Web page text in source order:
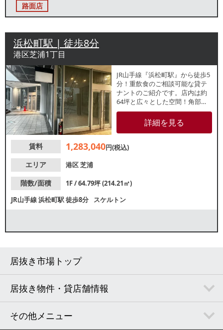
路面店
浜松町駅 | 徒歩8分
港区芝浦1丁目
JR山手線『浜松町駅』から徒歩5
分！重飲食のご相談可能な貸テ
ナントのご紹介です。店内は約
64坪と広々とした空間！角部屋
かつ前面ガラス張りのため、視
認性良好◎諸条件等、お気軽に
お問合せください！
詳細を見る
賃料 1,283,040円(税込)
エリア
港区芝浦
階数/面積
1F / 64.79坪 (214.21㎡)
JR山手線浜松町駅徒歩8分 スケルトン
居抜き市場トップ
居抜き物件・貸店舗情報
その他メニュー